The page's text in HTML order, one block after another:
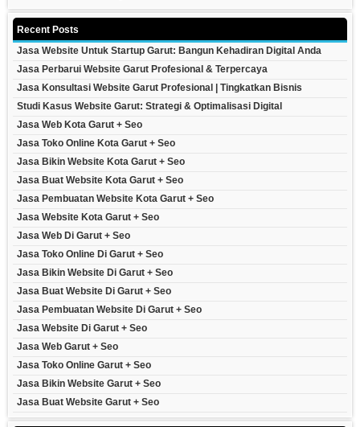
Recent Posts
Jasa Website Untuk Startup Garut: Bangun Kehadiran Digital Anda
Jasa Perbarui Website Garut Profesional & Terpercaya
Jasa Konsultasi Website Garut Profesional | Tingkatkan Bisnis
Studi Kasus Website Garut: Strategi & Optimalisasi Digital
Jasa Web Kota Garut + Seo
Jasa Toko Online Kota Garut + Seo
Jasa Bikin Website Kota Garut + Seo
Jasa Buat Website Kota Garut + Seo
Jasa Pembuatan Website Kota Garut + Seo
Jasa Website Kota Garut + Seo
Jasa Web Di Garut + Seo
Jasa Toko Online Di Garut + Seo
Jasa Bikin Website Di Garut + Seo
Jasa Buat Website Di Garut + Seo
Jasa Pembuatan Website Di Garut + Seo
Jasa Website Di Garut + Seo
Jasa Web Garut + Seo
Jasa Toko Online Garut + Seo
Jasa Bikin Website Garut + Seo
Jasa Buat Website Garut + Seo